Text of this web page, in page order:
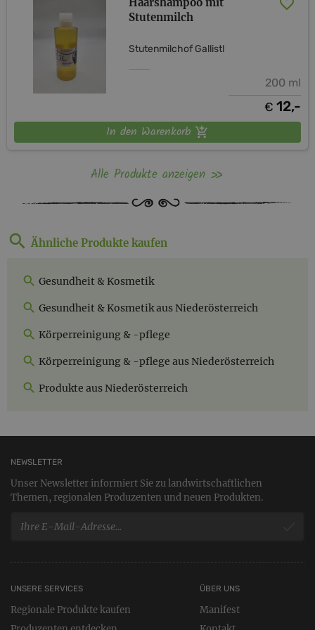
Stutenmilch
Stutenmilchof Gallistl
200 ml
€ 12,-
In den Warenkorb
Alle Produkte anzeigen
Ähnliche Produkte kaufen
Gesundheit & Kosmetik
Gesundheit & Kosmetik aus Niederösterreich
Körperreinigung & -pflege
Körperreinigung & -pflege aus Niederösterreich
Produkte aus Niederösterreich
NEWSLETTER
Unser Newsletter informiert Sie zu landwirtschaftlichen
Themen, regionalen Produzenten und neuen Produkten.
UNSERE SERVICES
Regionale Produkte kaufen
ÜBER UNS
Manifest